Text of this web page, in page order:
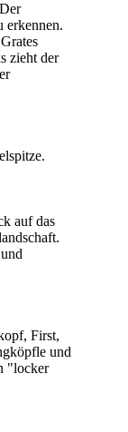
erkennen.
zieht der
auf das
First,
und
"locker